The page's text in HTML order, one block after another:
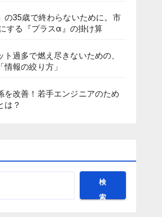
の35歳で終わらないために。市
する『プラスα』の掛け算
過多で燃え尽きないための、
情報の絞り方」
を改善！若手エンジニアのため
は？
検
索